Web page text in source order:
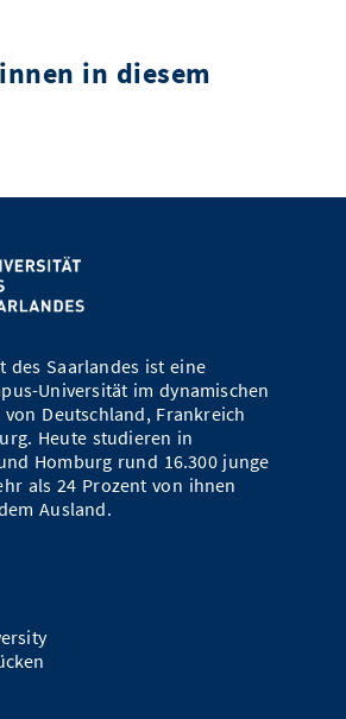
in diesem
des Saarlandes ist eine
Universität im dynamischen
Deutschland, Frankreich
Heute studieren in
Homburg rund 16.300 junge
als 24 Prozent von ihnen
Ausland.